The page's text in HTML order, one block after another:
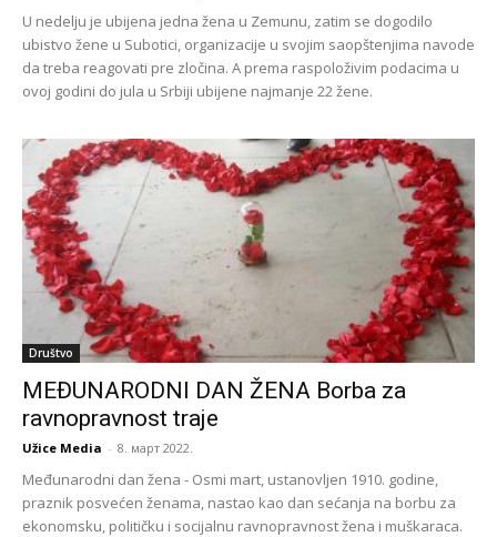
U nedelju je ubijena jedna žena u Zemunu, zatim se dogodilo
ubistvo žene u Subotici, organizacije u svojim saopštenjima navode
da treba reagovati pre zločina. A prema raspoloživim podacima u
ovoj godini do jula u Srbiji ubijene najmanje 22 žene.
Društvo
MEĐUNARODNI DAN ŽENA Borba za
ravnopravnost traje
Užice Media - 8. март 2022.
Međunarodni dan žena - Osmi mart, ustanovljen 1910. godine,
praznik posvećen ženama, nastao kao dan sećanja na borbu za
ekonomsku, političku i socijalnu ravnopravnost žena i muškaraca.